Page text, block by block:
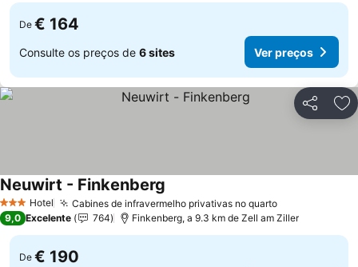
De € 164
Consulte os preços de 6 sites Ver preços
Partilhar
3 EstrelasHotel Cabines de infravermelho privativas no quartoVer preços
Neuwirt - Finkenberg
9,0 Excelente 764 Finkenberg, a 9.3 km de Zell am Ziller
De € 190